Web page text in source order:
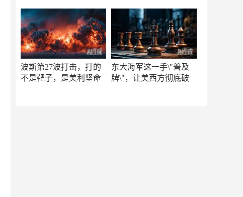
波斯第27波打击，打的
不是靶子，是美利坚命
东大海军这一手\"普及
牌\"，让美西方彻底破